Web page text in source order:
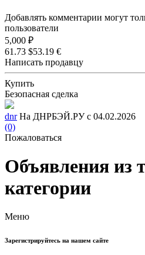
Добавлять комментарии могут
пользователи
5,000 ₽
61.73 $53.19 €
Написать продавцу
Купить
Безопасная сделка
dnr На ДНРБЭЙ.РУ с 04.02.2026
(0)
Пожаловаться
Объявления из
категории
Меню
Зарегистрируйтесь на нашем сайте